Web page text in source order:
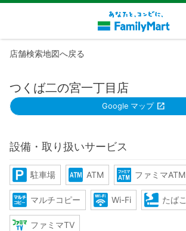
店舗検索地図へ戻る
つくば二の宮一丁目店
Google マップ
設備・取り扱いサービス
駐車場 ATM ファミマATM
マルチコピー Wi-Fi たばこ
ファミマTV